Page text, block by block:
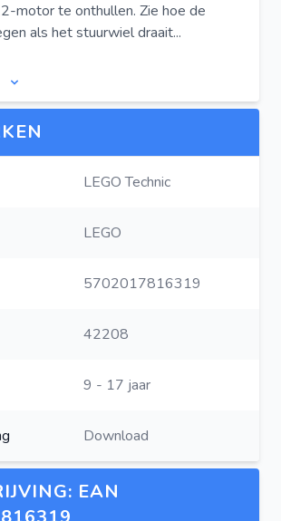
motor te onthullen. Zie hoe de
als het stuurwiel draait...
LEGO Technic
LEGO
5702017816319
42208
9 - 17 jaar
Download
EAN